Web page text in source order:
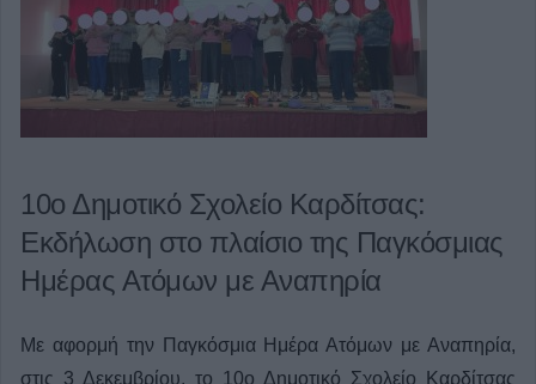
10ο Δημοτικό Σχολείο Καρδίτσας:
Εκδήλωση στο πλαίσιο της Παγκόσμιας
Ημέρας Ατόμων με Αναπηρία
Με αφορμή την Παγκόσμια Ημέρα Ατόμων με Αναπηρία,
στις 3 Δεκεμβρίου, το 10ο Δημοτικό Σχολείο Καρδίτσας